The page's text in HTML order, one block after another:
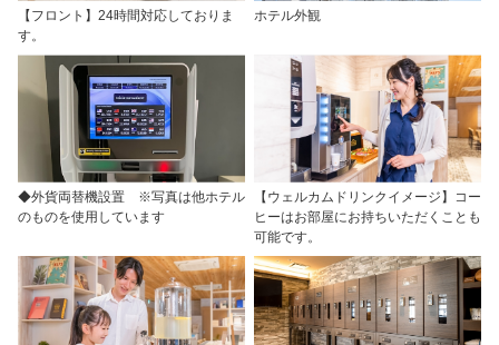
【フロント】24時間対応しておりま
す。
ホテル外観
◆外貨両替機設置 ※写真は他ホテル
のものを使用しています
【ウェルカムドリンクイメージ】コー
ヒーはお部屋にお持ちいただくことも
可能です。